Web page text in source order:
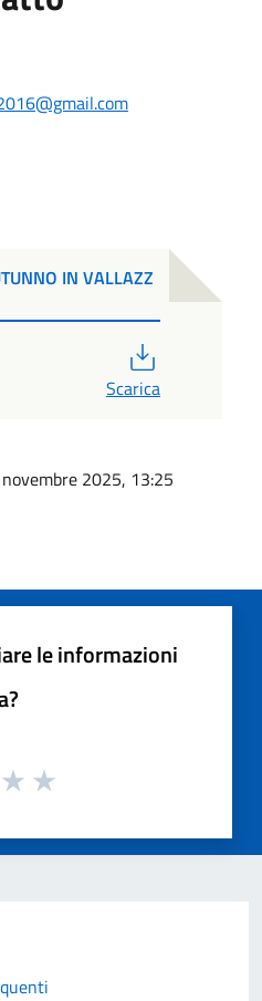
IN VALLAZZ
Scarica
2025, 13:25
le informazioni